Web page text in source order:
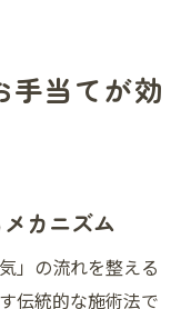
手当てが効
カニズム
」の流れを整える
伝統的な施術法で